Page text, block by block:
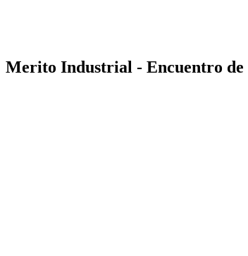
Merito Industrial - Encuentro